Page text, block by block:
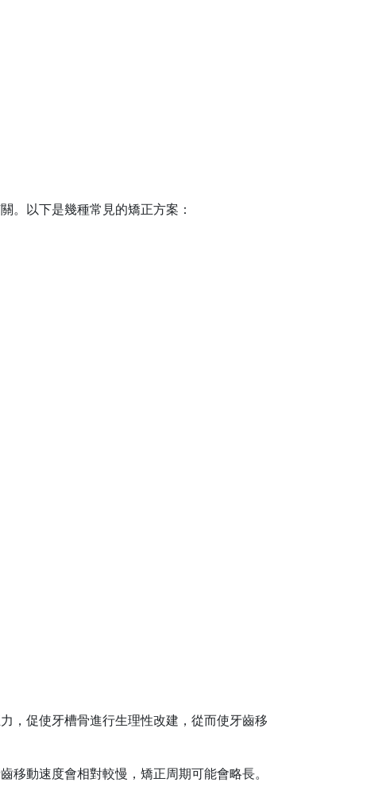
。以下是幾種常見的矯正方案：
，促使牙槽骨進行生理性改建，從而使牙齒移
移動速度會相對較慢，矯正周期可能會略長。